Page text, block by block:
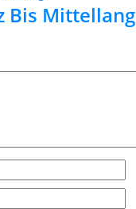
Bis Mittellang